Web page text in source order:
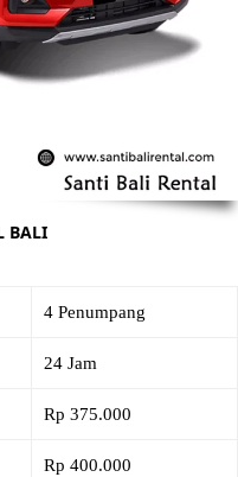
BALI
4 Penumpang
24 Jam
Rp 375.000
Rp 400.000